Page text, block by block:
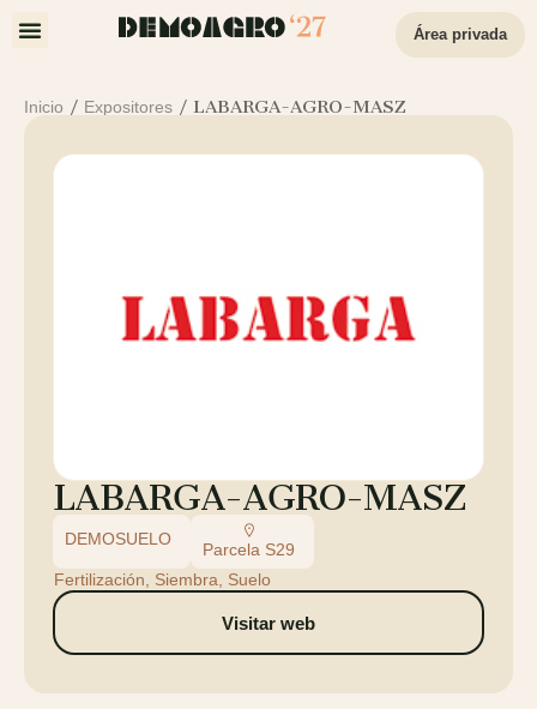
Área privada
Inicio / Expositores / LABARGA-AGRO-MASZ
LABARGA-AGRO-MASZ
DEMOSUELO
Parcela S29
Fertilización, Siembra, Suelo
Visitar web